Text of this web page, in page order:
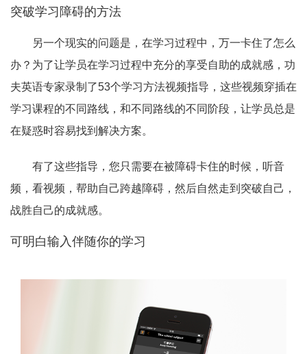
突破学习障碍的方法
另一个现实的问题是，在学习过程中，万一卡住了怎么
办？为了让学员在学习过程中充分的享受自助的成就感，功
夫英语专家录制了53个学习方法视频指导，这些视频穿插在
学习课程的不同路线，和不同路线的不同阶段，让学员总是
在疑惑时容易找到解决方案。
有了这些指导，您只需要在被障碍卡住的时候，听音
频，看视频，帮助自己跨越障碍，然后自然走到突破自己，
战胜自己的成就感。
可明白输入伴随你的学习